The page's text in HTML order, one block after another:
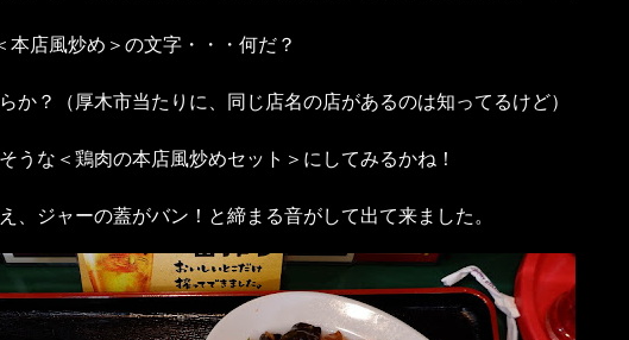
店風炒め＞の文字・・・何だ？
か？（厚木市当たりに、同じ店名の店があるのは知ってるけど）
うな＜鶏肉の本店風炒めセット＞にしてみるかね！
、ジャーの蓋がバン！と締まる音がして出て来ました。